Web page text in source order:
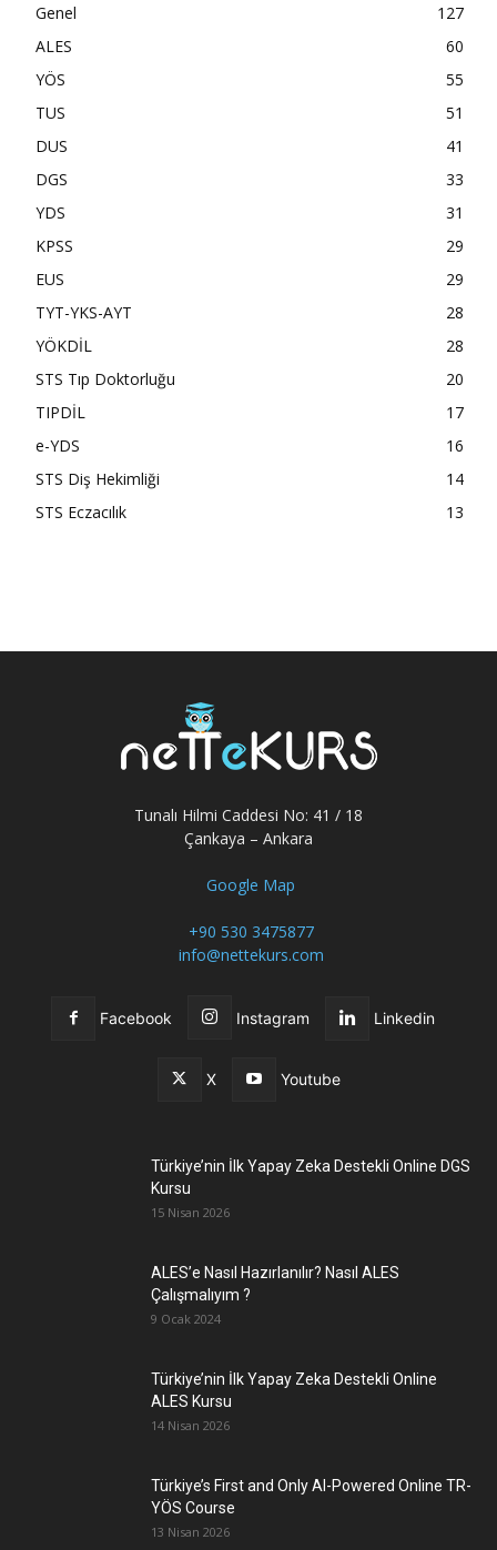
Genel
127
ALES
60
YÖS
55
TUS
51
DUS
41
DGS
33
YDS
31
KPSS
29
EUS
29
TYT-YKS-AYT
28
YÖKDİL
28
STS Tıp Doktorluğu
20
TIPDİL
17
e-YDS
16
STS Diş Hekimliği
14
STS Eczacılık
13
Tunalı Hilmi Caddesi No: 41 / 18
Çankaya – Ankara
Google Map
+90 530 3475877
info@nettekurs.com
Facebook Instagram Linkedin
X Youtube
Türkiye’nin İlk Yapay Zeka Destekli Online DGS
Kursu
15 Nisan 2026
ALES’e Nasıl Hazırlanılır? Nasıl ALES
Çalışmalıyım ?
9 Ocak 2024
Türkiye’nin İlk Yapay Zeka Destekli Online
ALES Kursu
14 Nisan 2026
Türkiye’s First and Only AI-Powered Online TR-
YÖS Course
13 Nisan 2026